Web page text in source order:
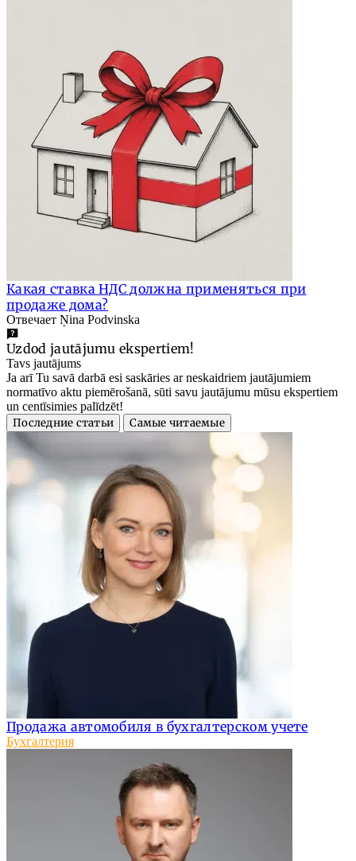
Какая ставка НДС должна применяться при
продаже дома?
Отвечает Ņina Podvinska
Uzdod jautājumu ekspertiem!
Tavs jautājums
Ja arī Tu savā darbā esi saskāries ar neskaidriem jautājumiem
normatīvo aktu piemērošanā, sūti savu jautājumu mūsu ekspertiem
un centīsimies palīdzēt!
Последние статьи
Самые читаемые
Продажа автомобиля в бухгалтерском учете
Бухгалтерия